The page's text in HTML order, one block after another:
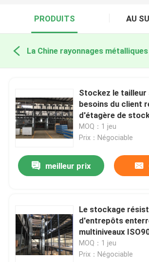
PRODUITS AU
Stockez le tailleur
besoins du client
d'étagère de
d'étagère de
l'entrepôt
MOQ：1 jeu
Prix：Négociable
meilleur prix
Le stockage
d'entrepôts
multiniveaux
défilement ligne
stockage
MOQ：1 jeu
Prix：Négociable